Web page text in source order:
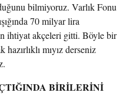
bilmiyoruz. Varlık Fonu
70 milyar lira
ihtiyat akçeleri gitti. Böyle bir
mıyız derseniz
BİRİLERİNİ